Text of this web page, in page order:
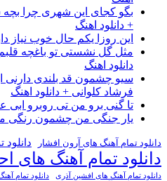
بگو کجای این شهری چرا بچه
+ دانلود اهنگ
این روزا یکم حال خوب نیاز
مثل گل نشستی تو باغچه
دانلود اهنگ
سیو چشمون قد بلندی
فرشاد کلوانی + دانلود اهنگ
تا گنی برو من تی روبرو ابی
یار جنگی من چشمون رنگی من
دانلود تمام آهنگ های آرون افشار
دانلود تمام آهنگ های
دانلود تمام آهنگ های افشین آذری دانلود تمام